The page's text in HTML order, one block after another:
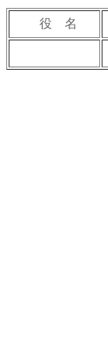
役 名